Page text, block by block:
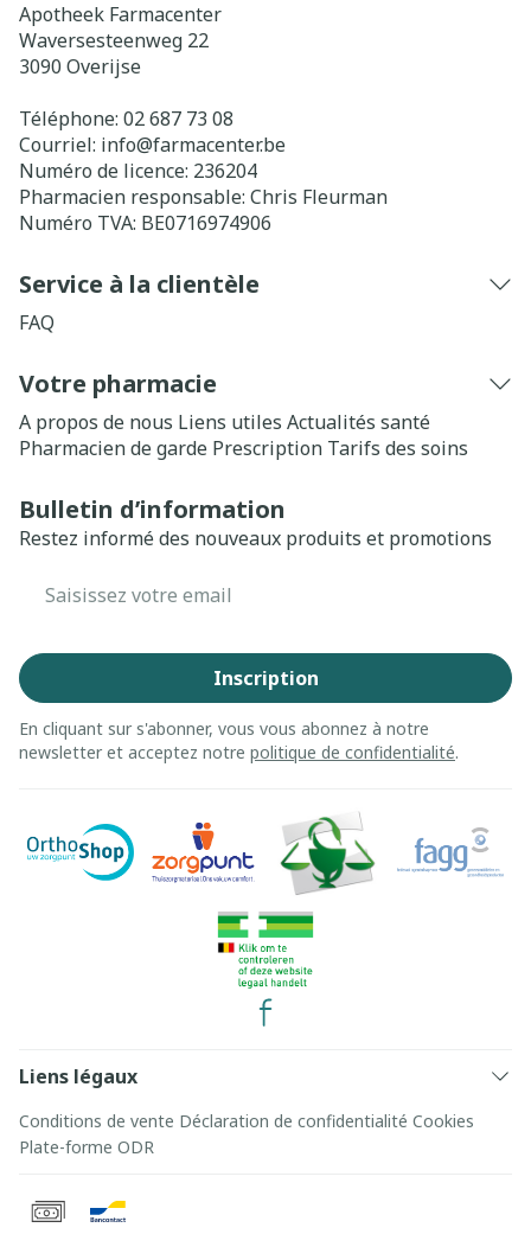
Apotheek Farmacenter
Waversesteenweg 22
3090 Overijse
Téléphone: 02 687 73 08
Courriel: info@farmacenter.be
Numéro de licence: 236204
Pharmacien responsable: Chris Fleurman
Numéro TVA: BE0716974906
Service à la clientèle
FAQ
Votre pharmacie
A propos de nous Liens utiles Actualités santé
Pharmacien de garde Prescription Tarifs des soins
Bulletin d’information
Restez informé des nouveaux produits et promotions
Inscription
En cliquant sur s'abonner, vous vous abonnez à notre
newsletter et acceptez notre politique de confidentialité.
Liens légaux
Conditions de vente Déclaration de confidentialité Cookies
Plate-forme ODR